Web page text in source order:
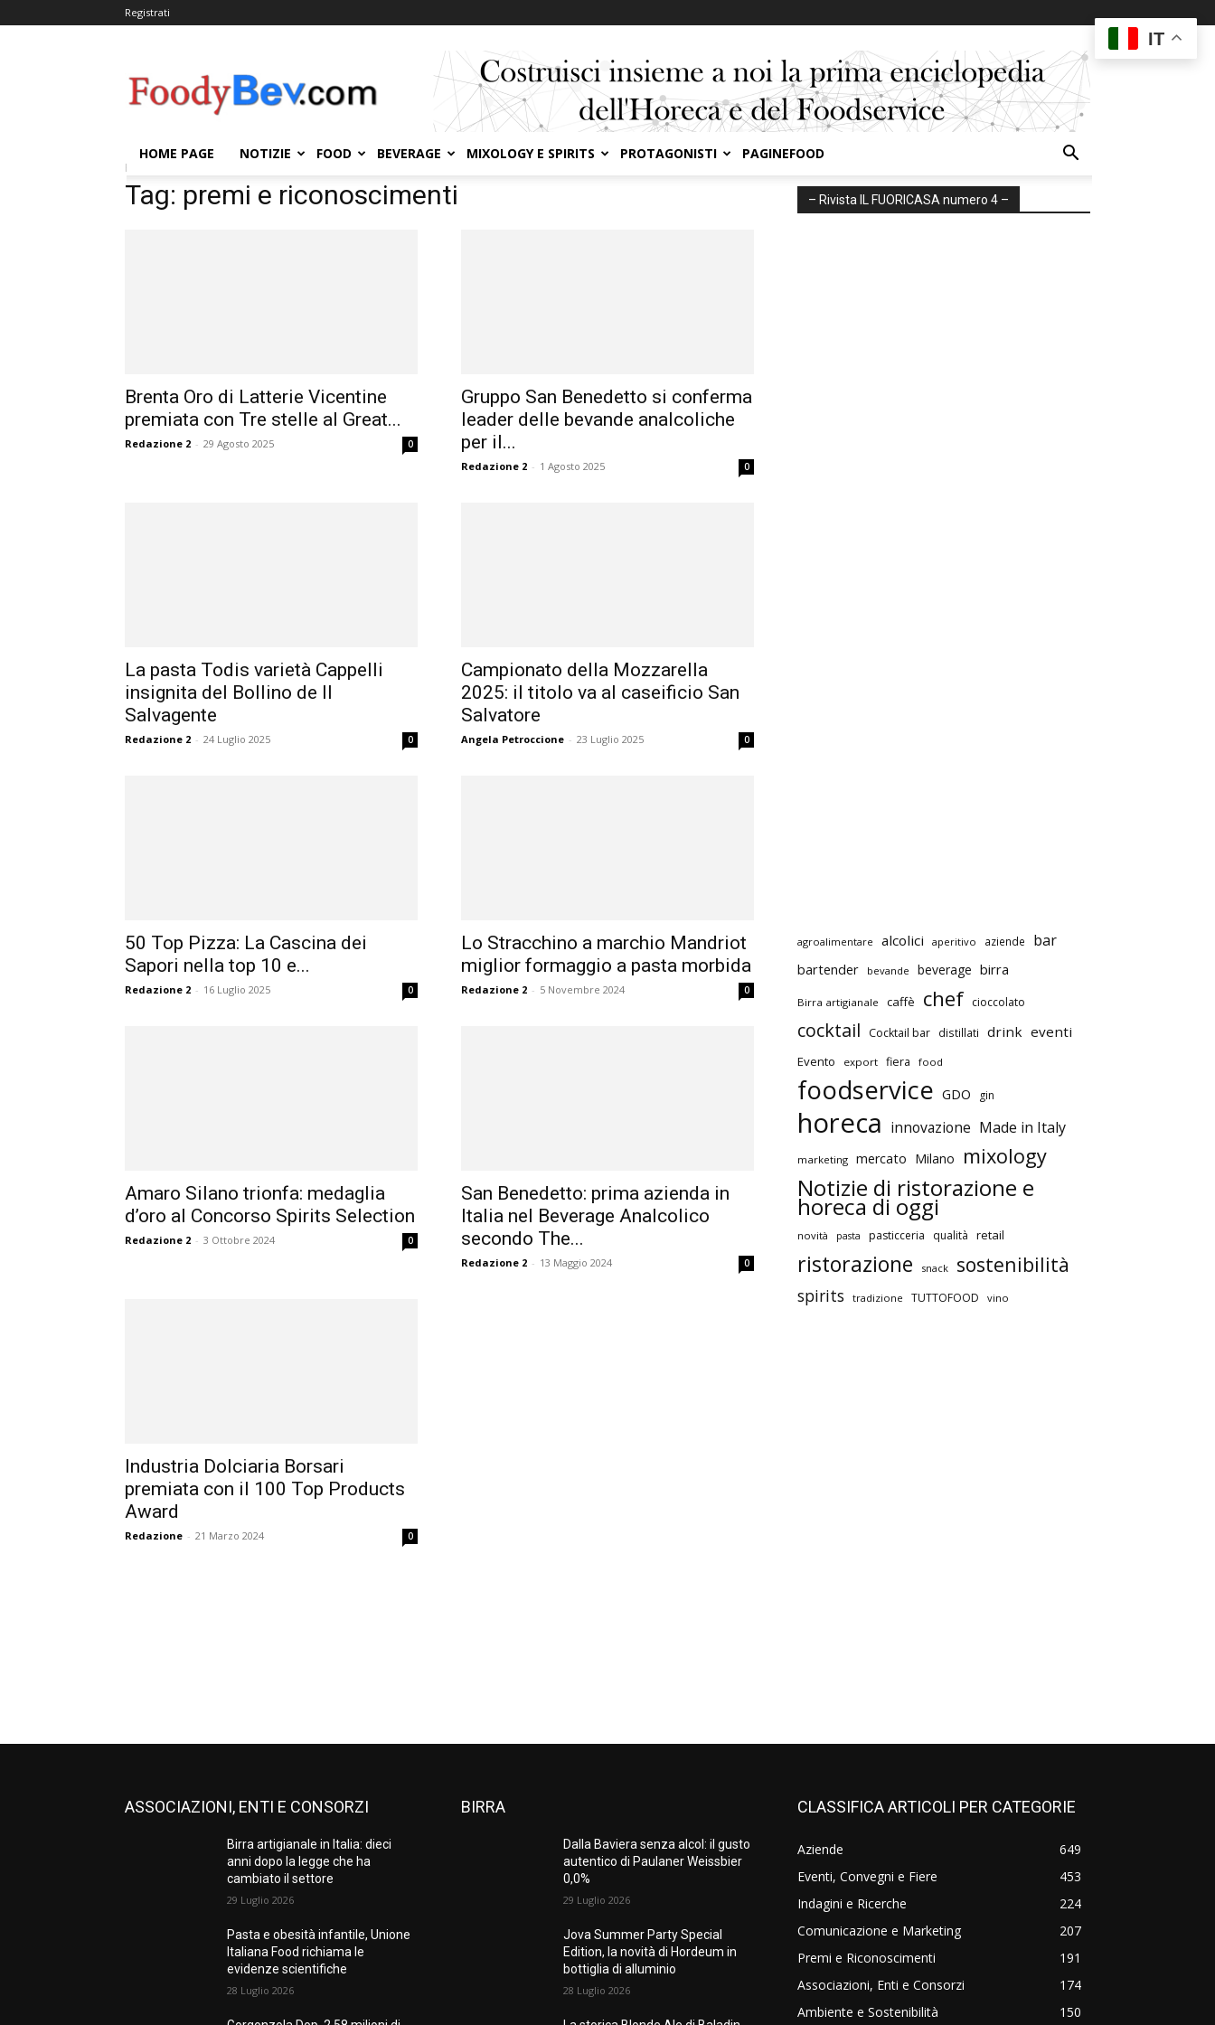
Registrati
HOME PAGE NOTIZIE FOOD BEVERAGE MIXOLOGY E SPIRITS PROTAGONISTI PAGINEFOOD
Home
Tag: premi e riconoscimenti
Brenta Oro di Latterie Vicentine
premiata con Tre stelle al Great...
Redazione 2 - 29 Agosto 2025 0
Gruppo San Benedetto si conferma
leader delle bevande analcoliche
per il...
Redazione 2 - 1 Agosto 2025 0
La pasta Todis varietà Cappelli
insignita del Bollino de Il
Salvagente
Redazione 2 - 24 Luglio 2025 0
Campionato della Mozzarella
2025: il titolo va al caseificio San
Salvatore
Angela Petroccione - 23 Luglio 2025 0
50 Top Pizza: La Cascina dei
Sapori nella top 10 e...
Redazione 2 - 16 Luglio 2025 0
Lo Stracchino a marchio Mandriot
miglior formaggio a pasta morbida
Redazione 2 - 5 Novembre 2024 0
Amaro Silano trionfa: medaglia
d’oro al Concorso Spirits Selection
Redazione 2 - 3 Ottobre 2024 0
San Benedetto: prima azienda in
Italia nel Beverage Analcolico
secondo The...
Redazione 2 - 13 Maggio 2024 0
Industria Dolciaria Borsari
premiata con il 100 Top Products
Award
Redazione - 21 Marzo 2024 0
– Rivista IL FUORICASA numero 4 –
agroalimentare alcolici aperitivo aziende bar
bartender bevande beverage birra
Birra artigianale caffè chef cioccolato
cocktail Cocktail bar distillati drink eventi
Evento export fiera food
foodservice GDO gin
horeca innovazione Made in Italy
marketing mercato Milano mixology
Notizie di ristorazione e
horeca di oggi
novità pasta pasticceria qualità retail
ristorazione snack sostenibilità
spirits tradizione TUTTOFOOD vino
ASSOCIAZIONI, ENTI E CONSORZI
Birra artigianale in Italia: dieci
anni dopo la legge che ha
cambiato il settore
29 Luglio 2026
Pasta e obesità infantile, Unione
Italiana Food richiama le
evidenze scientifiche
28 Luglio 2026
BIRRA
Dalla Baviera senza alcol: il gusto
autentico di Paulaner Weissbier
0,0%
29 Luglio 2026
Jova Summer Party Special
Edition, la novità di Hordeum in
bottiglia di alluminio
28 Luglio 2026
CLASSIFICA ARTICOLI PER CATEGORIE
Aziende
649
Eventi, Convegni e Fiere
453
Indagini e Ricerche
224
Comunicazione e Marketing
207
Premi e Riconoscimenti
191
Associazioni, Enti e Consorzi
174
Ambiente e Sostenibilità
150
IT